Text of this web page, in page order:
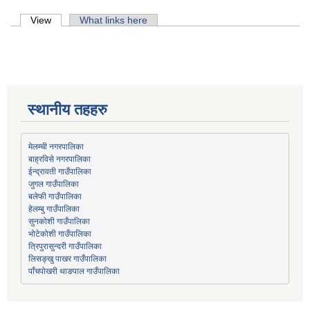
Primary tabs
View (active tab)What links here
स्थानीय तहहरु
मेलम्ची नगरपालिका
बाह्रविसे नगरपालिका
ईन्द्रावती गाउँपालिका
जुगल गाउँपालिका
बलेफी गाउँपालिका
हेलम्बु गाउँपालिका
सुनकोशी गाउँपालिका
भोटेकोशी गाउँपालिका
त्रिपुरासुन्दरी गाउँपालिका
लिसङ्खु पाखर गाउँपालिका
पाँचपोखरी थाङपाल गाउँपालिका